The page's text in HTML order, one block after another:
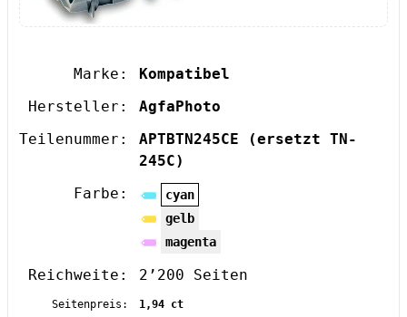
Marke:
Kompatibel
Hersteller:
AgfaPhoto
Teilenummer:
APTBTN245CE
(ersetzt TN-
245C)
Farbe:
cyan
gelb
magenta
Reichweite: 2’200 Seiten
Seitenpreis:
1,94 ct